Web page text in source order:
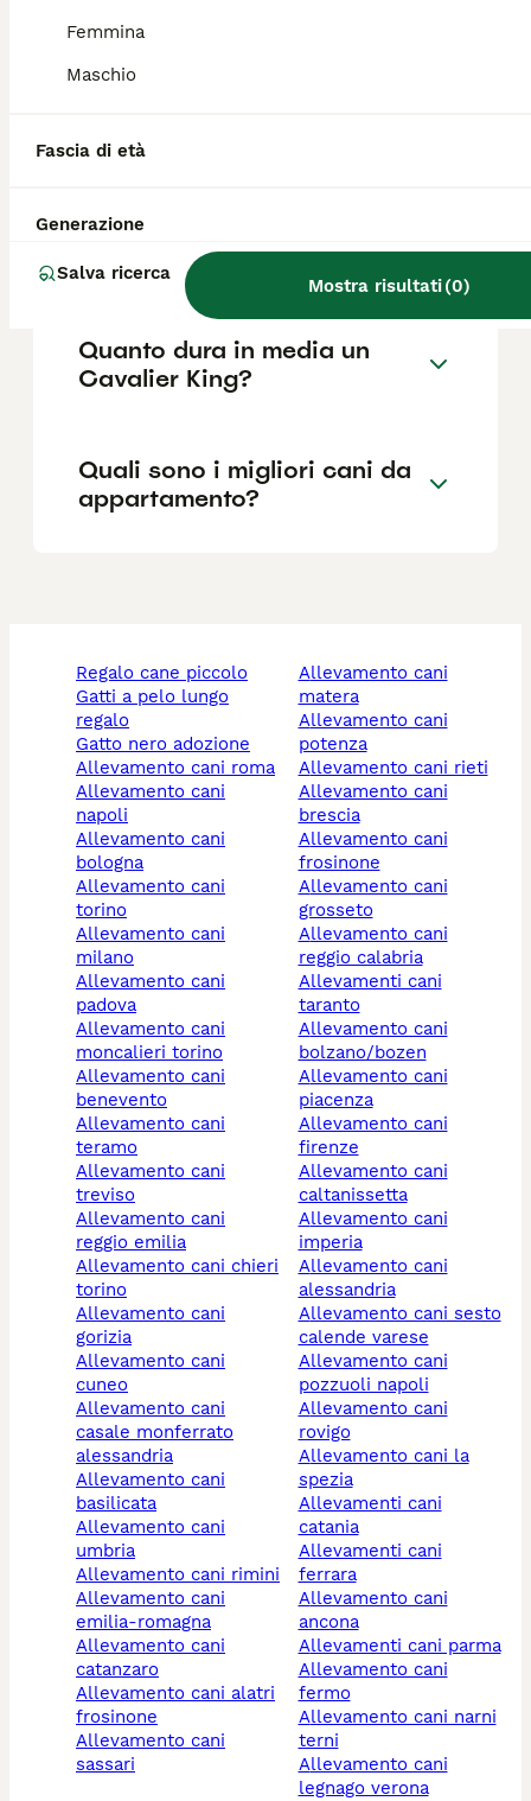
Femmina
Maschio
Fascia di età
Generazione
Salva ricerca
Mostra risultati(0)
dell'allevatore e la posizione.
prendere un Cavalier King?
Quali sono i difetti del
Cavalier King?
Quanto dura in media un
Cavalier King?
Quali sono i migliori cani da
appartamento?
regalo cane piccolo
gatti a pelo lungo
regalo
gatto nero adozione
allevamento cani roma
allevamento cani
napoli
allevamento cani
bologna
allevamento cani
torino
allevamento cani
milano
allevamento cani
padova
allevamento cani
moncalieri torino
allevamento cani
benevento
allevamento cani
teramo
allevamento cani
treviso
allevamento cani
reggio emilia
allevamento cani chieri
torino
allevamento cani
gorizia
allevamento cani
cuneo
allevamento cani
casale monferrato
alessandria
allevamento cani
basilicata
allevamento cani
umbria
allevamento cani rimini
allevamento cani
emilia-romagna
allevamento cani
catanzaro
allevamento cani alatri
frosinone
allevamento cani
sassari
allevamento cani
matera
allevamento cani
potenza
allevamento cani rieti
allevamento cani
brescia
allevamento cani
frosinone
allevamento cani
grosseto
allevamento cani
reggio calabria
allevamenti cani
taranto
allevamento cani
bolzano/bozen
allevamento cani
piacenza
allevamento cani
firenze
allevamento cani
caltanissetta
allevamento cani
imperia
allevamento cani
alessandria
allevamento cani sesto
calende varese
allevamento cani
pozzuoli napoli
allevamento cani
rovigo
allevamento cani la
spezia
allevamenti cani
catania
allevamenti cani
ferrara
allevamento cani
ancona
allevamenti cani parma
allevamento cani
fermo
allevamento cani narni
terni
allevamento cani
legnago verona